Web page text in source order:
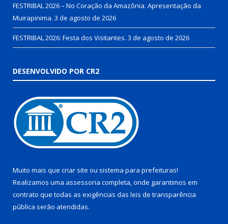
FESTRIBAL 2026 – No Coração da Amazônia. Apresentação da
Muirapinima. 3 de agosto de 2026
FESTRIBAL 2026: Festa dos Visitantes. 3 de agosto de 2026
DESENVOLVIDO POR CR2
Muito mais que criar site ou sistema para prefeituras!
Realizamos uma assessoria completa, onde garantimos em
contrato que todas as exigências das leis de transparência
pública serão atendidas.